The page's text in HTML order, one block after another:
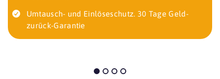
Umtausch- und Einlöseschutz. 30 Tage Geld-
zurück-Garantie